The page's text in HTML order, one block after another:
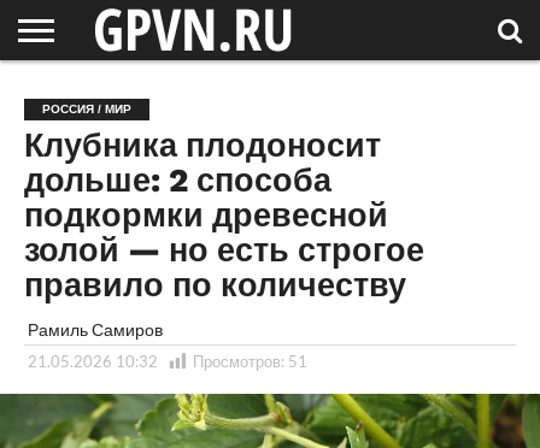
ОБЛАСТЬ
НОВОСТИ
СОСЕДЕЙ
РОССИЯ
/ МИР
СПЕЦПРОЕКТЫ
БЛОГ
СТАТЬИ
ФОТОРЕПОРТАЖИ
ИНТЕРВЬЮ
ОБЪЕКТЫ
ПОДБОРКИ
РОССИЯ / МИР
Клубника плодоносит
дольше: 2 способа
подкормки древесной
золой — но есть строгое
правило по количеству
Рамиль Самиров
21.05.2026 10:32 Просмотров: 51